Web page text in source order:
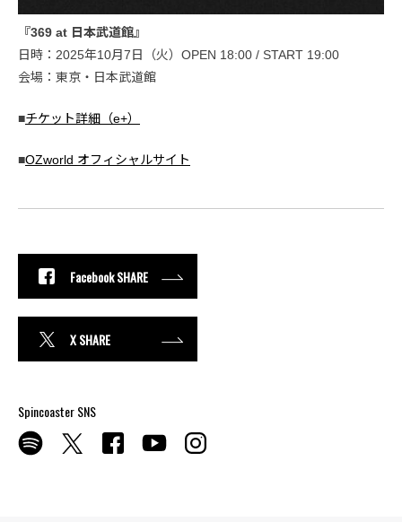
『369 at 日本武道館』
日時：2025年10月7日（火）OPEN 18:00 / START 19:00
会場：東京・日本武道館
■チケット詳細（e+）
■OZworld オフィシャルサイト
Facebook SHARE
X SHARE
Spincoaster SNS